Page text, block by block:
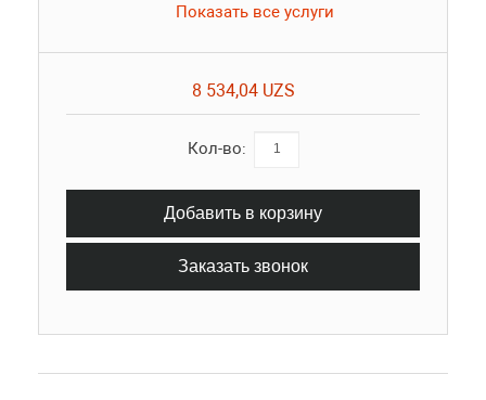
Показать все услуги
8 534,04 UZS
Кол-во:
Добавить в корзину
Заказать звонок